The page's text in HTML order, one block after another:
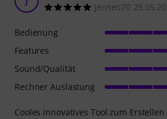
Jensen70
Cooles innovatives Tool zum
Bedienung
Features
Sound/Qualität
Rechner Auslastung